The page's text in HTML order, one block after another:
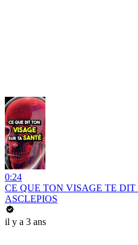
0:24
CE QUE TON VISAGE TE DIT
ASCLEPIOS
il y a 3 ans